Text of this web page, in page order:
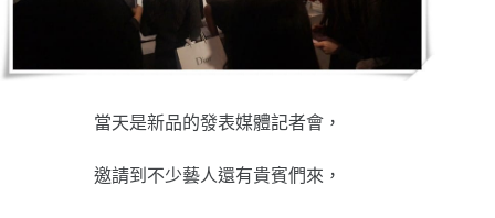
當天是新品的發表媒體記者會，
邀請到不少藝人還有貴賓們來，